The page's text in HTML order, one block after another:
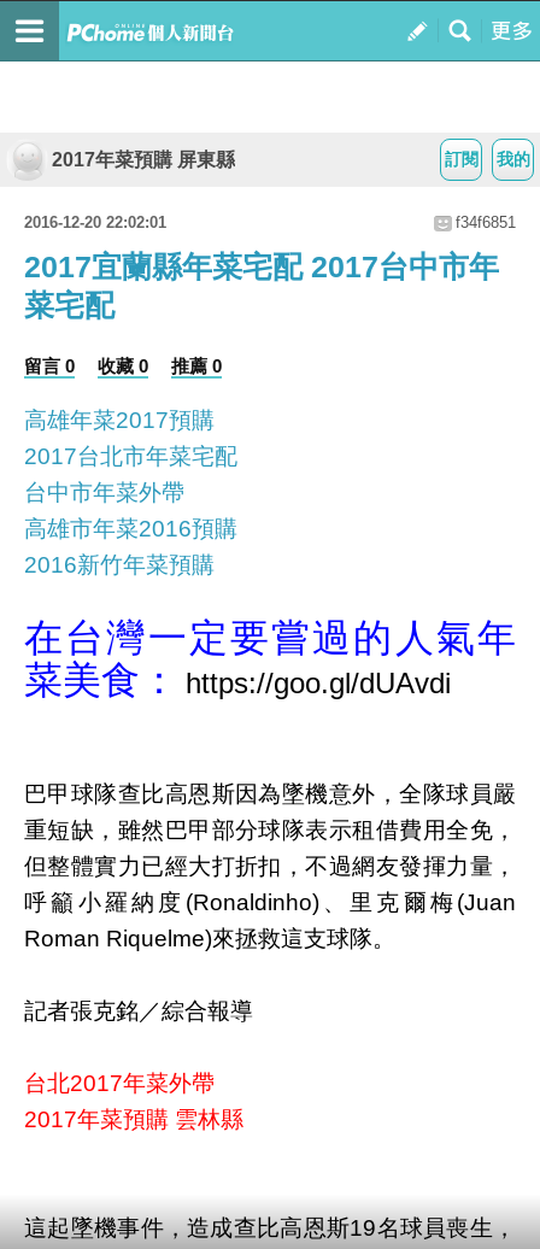
我的
訂閱
2017年菜預購 屏東縣
2016-12-20 22:02:01 f34f6851
2017宜蘭縣年菜宅配 2017台中市年
菜宅配
留言 0 收藏 0 推薦 0
高雄年菜2017預購
2017台北市年菜宅配
台中市年菜外帶
高雄市年菜2016預購
2016新竹年菜預購
在台灣一定要嘗過的人氣年
菜美食：
巴甲球隊查比高恩斯因為墜機意外，全隊球員嚴
重短缺，雖然巴甲部分球隊表示租借費用全免，
但整體實力已經大打折扣，不過網友發揮力量，
呼籲小羅納度(Ronaldinho)、里克爾梅(Juan
Roman Riquelme)來拯救這支球隊。
記者張克銘／綜合報導
台北2017年菜外帶
2017年菜預購 雲林縣
這起墜機事件，造成查比高恩斯19名球員喪生，